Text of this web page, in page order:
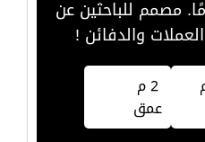
مصمم للباحثين عن
والدفائن !
2 م
عمق